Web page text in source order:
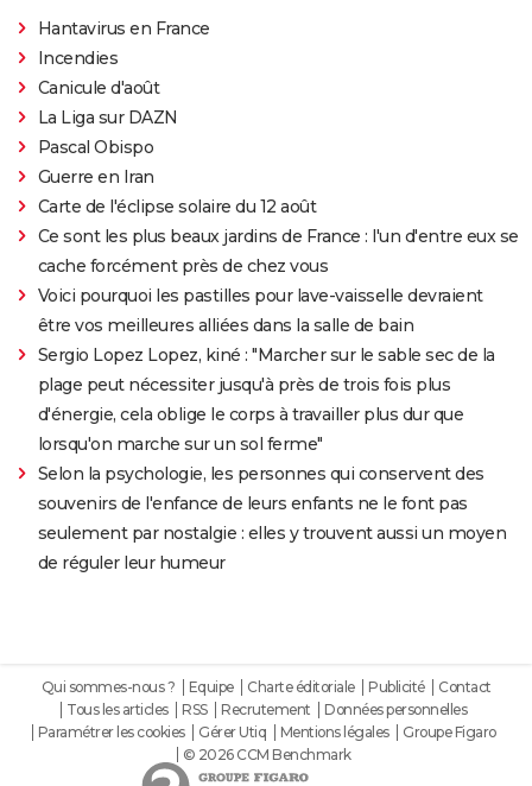
Hantavirus en France
Incendies
Canicule d'août
La Liga sur DAZN
Pascal Obispo
Guerre en Iran
Carte de l'éclipse solaire du 12 août
Ce sont les plus beaux jardins de France : l'un d'entre eux se
cache forcément près de chez vous
Voici pourquoi les pastilles pour lave-vaisselle devraient
être vos meilleures alliées dans la salle de bain
Sergio Lopez Lopez, kiné : "Marcher sur le sable sec de la
plage peut nécessiter jusqu'à près de trois fois plus
d'énergie, cela oblige le corps à travailler plus dur que
lorsqu'on marche sur un sol ferme"
Selon la psychologie, les personnes qui conservent des
souvenirs de l'enfance de leurs enfants ne le font pas
seulement par nostalgie : elles y trouvent aussi un moyen
de réguler leur humeur
Qui sommes-nous ? Equipe Charte éditoriale Publicité
Contact
Tous les articles
RSS Recrutement
Données personnelles
Paramétrer les cookies
Gérer Utiq Mentions légales
Groupe Figaro
© 2026 CCM Benchmark